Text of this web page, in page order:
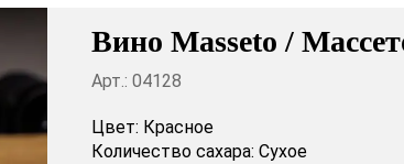
Вино Masseto /
Арт.: 04128
Цвет: Красное
Количество сахара: Сухое